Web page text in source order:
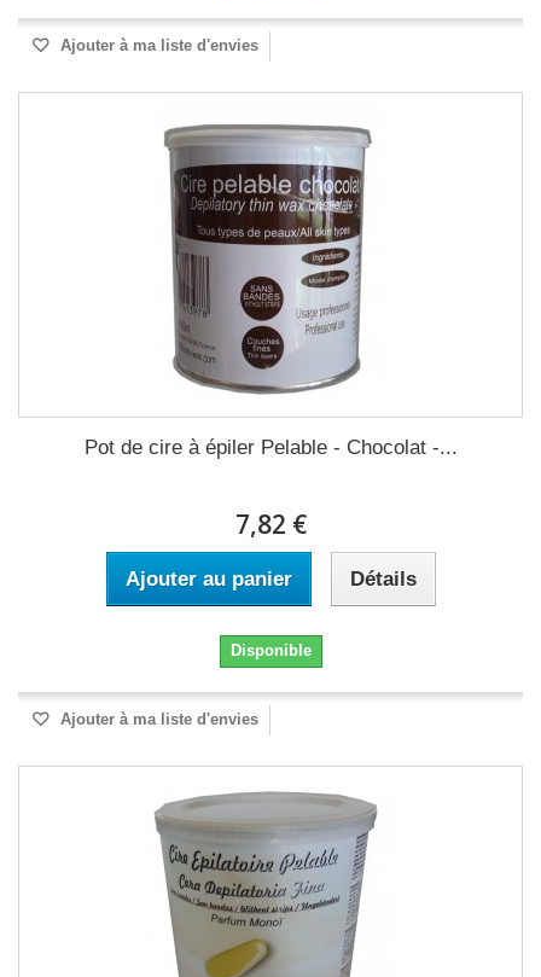
Ajouter à ma liste d'envies
Pot de cire à épiler Pelable - Chocolat -...
7,82 €
Ajouter au panier Détails
Disponible
Ajouter à ma liste d'envies